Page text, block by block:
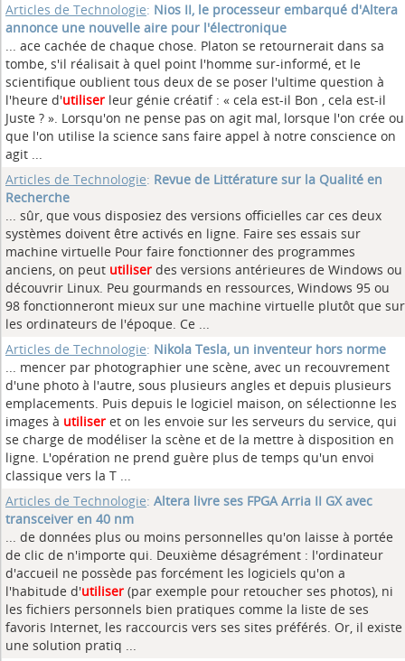
Articles de Technologie: Nios II, le processeur embarqué d'Altera
annonce une nouvelle aire pour l'électronique
... ace cachée de chaque chose. Platon se retournerait dans sa
tombe, s'il réalisait à quel point l'homme sur-informé, et le
scientifique oublient tous deux de se poser l'ultime question à
l'heure d'utiliser leur génie créatif : « cela est-il Bon , cela est-il
Juste ? ». Lorsqu'on ne pense pas on agit mal, lorsque l'on crée ou
que l'on utilise la science sans faire appel à notre conscience on
agit ...
Articles de Technologie: Revue de Littérature sur la Qualité en
Recherche
... sûr, que vous disposiez des versions officielles car ces deux
systèmes doivent être activés en ligne. Faire ses essais sur
machine virtuelle Pour faire fonctionner des programmes
anciens, on peut utiliser des versions antérieures de Windows ou
découvrir Linux. Peu gourmands en ressources, Windows 95 ou
98 fonctionneront mieux sur une machine virtuelle plutôt que sur
les ordinateurs de l'époque. Ce ...
Articles de Technologie: Nikola Tesla, un inventeur hors norme
... mencer par photographier une scène, avec un recouvrement
d'une photo à l'autre, sous plusieurs angles et depuis plusieurs
emplacements. Puis depuis le logiciel maison, on sélectionne les
images à utiliser et on les envoie sur les serveurs du service, qui
se charge de modéliser la scène et de la mettre à disposition en
ligne. L'opération ne prend guère plus de temps qu'un envoi
classique vers la T ...
Articles de Technologie: Altera livre ses FPGA Arria II GX avec
transceiver en 40 nm
... de données plus ou moins personnelles qu'on laisse à portée
de clic de n'importe qui. Deuxième désagrément : l'ordinateur
d'accueil ne possède pas forcément les logiciels qu'on a
l'habitude d'utiliser (par exemple pour retoucher ses photos), ni
les fichiers personnels bien pratiques comme la liste de ses
favoris Internet, les raccourcis vers ses sites préférés. Or, il existe
une solution pratiq ...